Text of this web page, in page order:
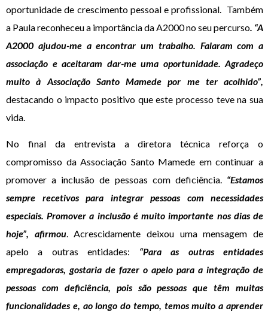
oportunidade de crescimento pessoal e profissional. Também
a Paula reconheceu a importância da A2000 no seu percurso. “A
A2000 ajudou-me a encontrar um trabalho. Falaram com a
associação e aceitaram dar-me uma oportunidade. Agradeço
muito à Associação Santo Mamede por me ter acolhido”,
destacando o impacto positivo que este processo teve na sua
vida.
No final da entrevista a diretora técnica reforça
o
compromisso da Associação Santo Mamede em continuar a
promover a inclusão de pessoas com deficiência. “Estamos
sempre recetivos para integrar pessoas com necessidades
especiais. Promover a inclusão é muito importante nos dias de
hoje”, afirmou. Acrescidamente deixou uma mensagem de
apelo a outras entidades: “Para as outras entidades
empregadoras, gostaria de fazer o apelo para a integração de
pessoas com deficiência, pois são pessoas que têm muitas
funcionalidades e, ao longo do tempo, temos muito a aprender